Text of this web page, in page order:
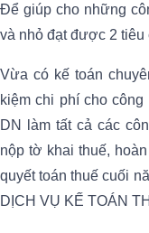
Để giúp cho những
và nhỏ đạt được 2 tiêu
Vừa có kế toán
kiệm chi phí cho công
DN làm tất cả các
nộp tờ khai thuế,
quyết toán thuế cuối
DỊCH VỤ KẾ TOÁN